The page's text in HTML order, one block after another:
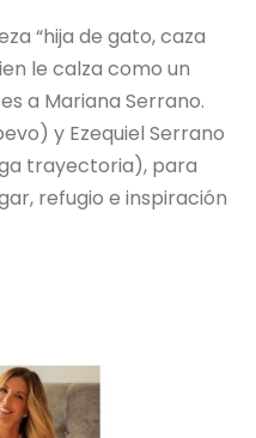
“hija de gato, caza
le calza como un
a Mariana Serrano.
y Ezequiel Serrano
trayectoria), para
refugio e inspiración